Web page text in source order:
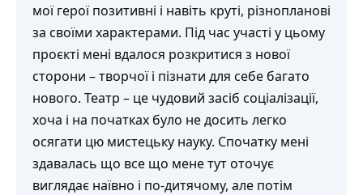
мої герої позитивні і навіть круті, різнопланові
за своїми характерами. Під час участі у цьому
проєкті мені вдалося розкритися з нової
сторони – творчої і пізнати для себе багато
нового. Театр – це чудовий засіб соціалізації,
хоча і на початках було не досить легко
осягати цю мистецьку науку. Спочатку мені
здавалась що все що мене тут оточує
виглядає наївно і по-дитячому, але потім